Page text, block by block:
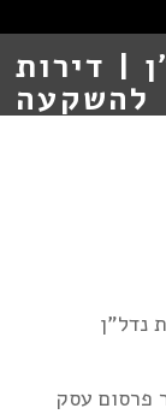
נדל”ן
פרסום עסק